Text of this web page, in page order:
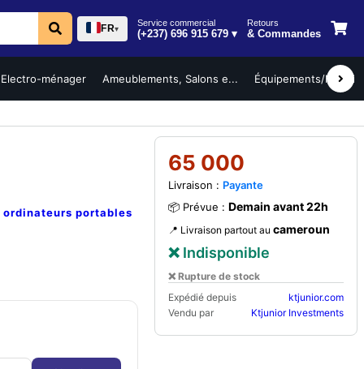
FR▾
Service commercial
(+237) 696 915 679 ▾
Retours
& Commandes
Electro-ménager Ameublements, Salons e... Équipements/
ordinateurs portables
65 000
Livraison : Payante
📦 Prévue : Demain avant 22h
📍 Livraison partout au cameroun
❌ Indisponible
❌ Rupture de stock
Expédié depuis
ktjunior.com
Vendu par
Ktjunior Investments